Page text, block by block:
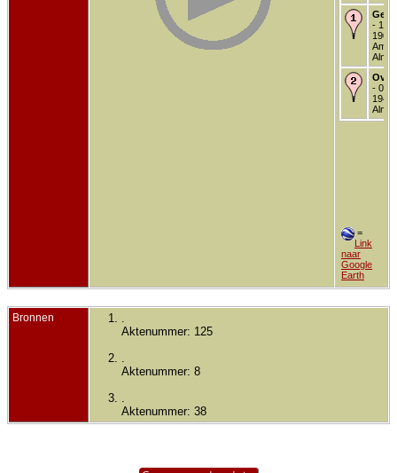
- 18
1908
Ambt
- 07
1944
=
Link
naar
Google
Earth
Bronnen
Aktenummer: 125
Aktenummer: 8
Aktenummer: 38